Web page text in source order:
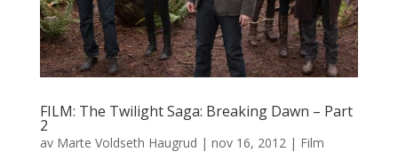
FILM: The Twilight Saga: Breaking Dawn – Part
2
av Marte Voldseth Haugrud | nov 16, 2012| Film